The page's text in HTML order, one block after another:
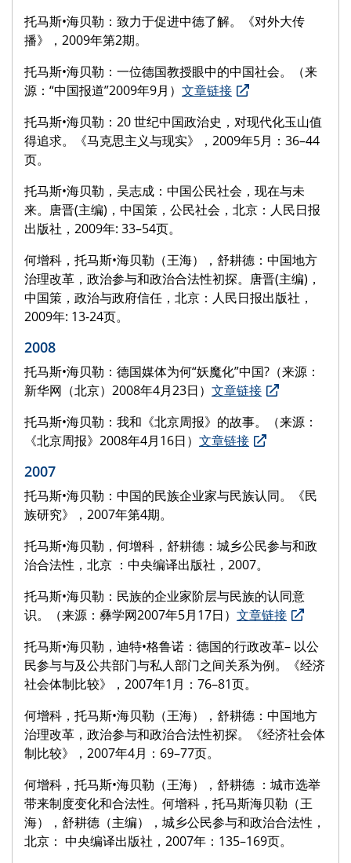
托马斯•海贝勒：致力于促进中德了解。《对外大传
播》，2009年第2期。
托马斯•海贝勒：一位德国教授眼中的中国社会。（来
源：“中国报道”2009年9月） 文章链接
托马斯•海贝勒：20 世纪中国政治史，对现代化玉山值
得追求。《马克思主义与现实》，2009年5月：36–44
页。
托马斯•海贝勒，吴志成：中国公民社会，现在与未
来。唐晋(主编)，中国策，公民社会，北京：人民日报
出版社，2009年: 33–54页。
何增科，托马斯•海贝勒（王海），舒耕德：中国地方
治理改革，政治参与和政治合法性初探。唐晋(主编)，
中国策，政治与政府信任，北京：人民日报出版社，
2009年: 13-24页。
2008
托马斯•海贝勒：德国媒体为何“妖魔化”中国?（来源：
新华网（北京）2008年4月23日） 文章链接
托马斯•海贝勒：我和《北京周报》的故事。（来源：
《北京周报》2008年4月16日） 文章链接
2007
托马斯•海贝勒：中国的民族企业家与民族认同。《民
族研究》，2007年第4期。
托马斯•海贝勒，何增科，舒耕德：城乡公民参与和政
治合法性，北京 ：中央编译出版社，2007。
托马斯•海贝勒：民族的企业家阶层与民族的认同意
识。（来源：彝学网2007年5月17日） 文章链接
托马斯•海贝勒，迪特•格鲁诺：德国的行政改革– 以公
民参与与及公共部门与私人部门之间关系为例。《经济
社会体制比较》，2007年1月：76–81页。
何增科，托马斯•海贝勒（王海），舒耕德：中国地方
治理改革，政治参与和政治合法性初探。《经济社会体
制比较》，2007年4月：69–77页。
何增科，托马斯•海贝勒（王海），舒耕德 ：城市选举
带来制度变化和合法性。何增科，托马斯海贝勒（王
海），舒耕德（主编），城乡公民参与和政治合法性，
北京： 中央编译出版社，2007年：135–169页。